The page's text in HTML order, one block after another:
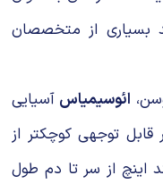
بسیاری از متخصصان
ائوسیمیاس آسیایی
توجهی کوچکتر از
اینچ از سر تا دم طول